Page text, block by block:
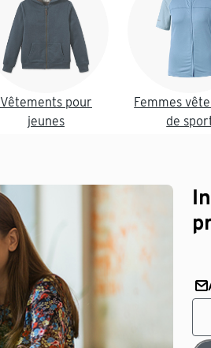
Vêtements pour
jeunes
Femmes
de